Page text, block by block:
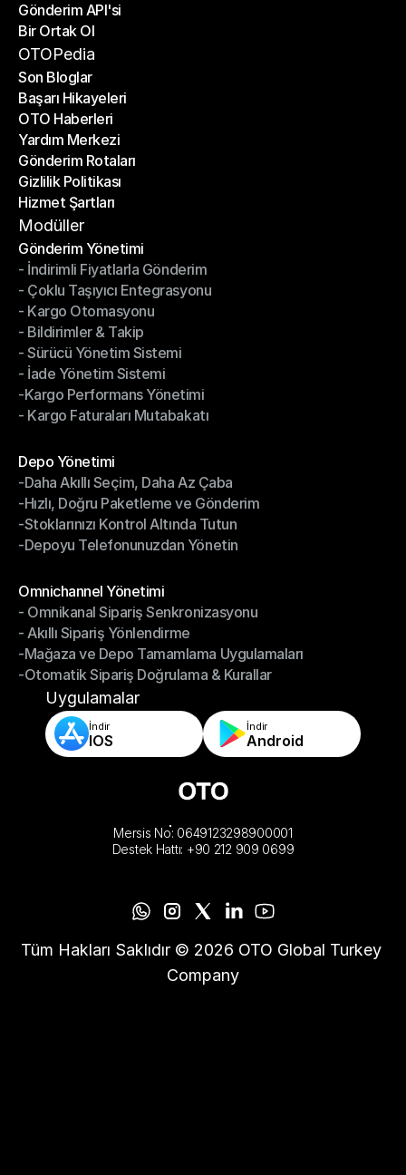
E-Ticaret Platformları
Gönderim API'si
Gönderim API'si
Bir Ortak Ol
Bir Ortak Ol
OTOPedia
Son Bloglar
Son Bloglar
Başarı Hikayeleri
Başarı Hikayeleri
OTO Haberleri
OTO Haberleri
Yardım Merkezi
Yardım Merkezi
Gönderim Rotaları
Gönderim Rotaları
Gizlilik Politikası
Gizlilik Politikası
Hizmet Şartları
Hizmet Şartları
Modüller
Gönderim Yönetimi
Gönderim Yönetimi
- İndirimli Fiyatlarla Gönderim
- İndirimli Fiyatlarla Gönderim
- Çoklu Taşıyıcı Entegrasyonu
- Çoklu Taşıyıcı Entegrasyonu
- Kargo Otomasyonu
- Kargo Otomasyonu
- Bildirimler & Takip
- Bildirimler & Takip
- Sürücü Yönetim Sistemi
- Sürücü Yönetim Sistemi
- İade Yönetim Sistemi
- İade Yönetim Sistemi
-Kargo Performans Yönetimi
-Kargo Performans Yönetimi
- Kargo Faturaları Mutabakatı
Depo Yönetimi
Depo Yönetimi
-Daha Akıllı Seçim, Daha Az Çaba
-Daha Akıllı Seçim, Daha Az Çaba
-Hızlı, Doğru Paketleme ve Gönderim
-Hızlı, Doğru Paketleme ve Gönderim
-Stoklarınızı Kontrol Altında Tutun
-Stoklarınızı Kontrol Altında Tutun
-Depoyu Telefonunuzdan Yönetin
Omnichannel Yönetimi
Omnichannel Yönetimi
- Omnikanal Sipariş Senkronizasyonu
- Omnikanal Sipariş Senkronizasyonu
- Akıllı Sipariş Yönlendirme
- Akıllı Sipariş Yönlendirme
-Mağaza ve Depo Tamamlama Uygulamaları
-Mağaza ve Depo Tamamlama Uygulamaları
-Otomatik Sipariş Doğrulama & Kurallar
-Otomatik Sipariş Doğrulama & Kurallar
Uygulamalar
İndir
IOS
İndir
Android
Mersis No: 0649123298900001
Destek Hattı: +90 212 909 0699
Tüm Hakları Saklıdır © 2026 OTO Global Turkey
Company